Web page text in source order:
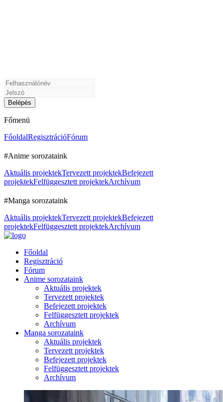
Főmenü
FőoldalRegisztrációFórum
#Anime sorozataink
Aktuális projektekTervezett projektekBefejezett
projektekFelfüggesztett projektekArchívum
#Manga sorozataink
Aktuális projektekTervezett projektekBefejezett
projektekFelfüggesztett projektekArchívum
Főoldal
Regisztráció
Fórum
Anime sorozataink
Aktuális projektek
Tervezett projektek
Befejezett projektek
Felfüggesztett projektek
Archívum
Manga sorozataink
Aktuális projektek
Tervezett projektek
Befejezett projektek
Felfüggesztett projektek
Archívum